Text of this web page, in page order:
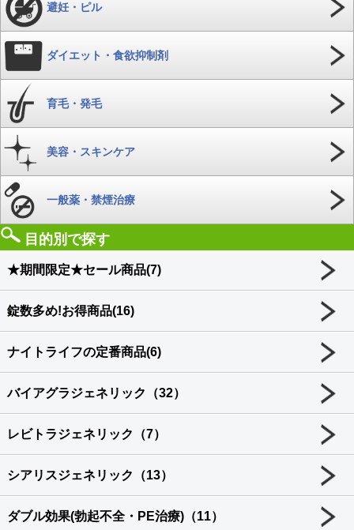
避妊・ピル
ダイエット・食欲抑制剤
育毛・発毛
美容・スキンケア
一般薬・禁煙治療
目的別で探す
★期間限定★セール商品(7)
錠数多め!お得商品(16)
ナイトライフの定番商品(6)
バイアグラジェネリック（32）
レビトラジェネリック（7）
シアリスジェネリック（13）
ダブル効果(勃起不全・PE治療)（11）